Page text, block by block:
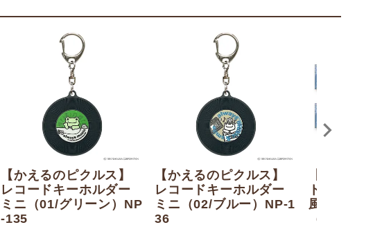
【かえるのピクルス】
レコードキーホルダー
ミニ（01/グリーン）NP
-135
【かえるのピクルス】
レコードキーホルダー
ミニ（02/ブルー）NP-1
36
トレーディ
風キーホルダ
（全6種）